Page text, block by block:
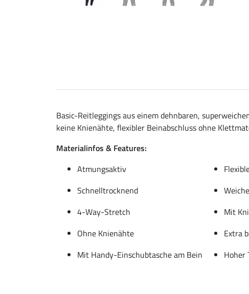
Basic-Reitleggings aus einem dehnbaren,
keine Knienähte, flexibler Beinabschluss ohne
Materialinfos & Features:
Atmungsaktiv
Schnelltrocknend
4-Way-Stretch
Mit
Ohne Knienähte
Extra
Mit Handy-Einschubtasche am Bein
Hoher